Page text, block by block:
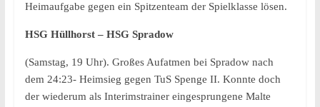
Heimaufgabe gegen ein Spitzenteam der Spielklasse lösen.
HSG Hüllhorst – HSG Spradow
(Samstag, 19 Uhr). Großes Aufatmen bei Spradow nach
dem 24:23- Heimsieg gegen TuS Spenge II. Konnte doch
der wiederum als Interimstrainer eingesprungene Malte